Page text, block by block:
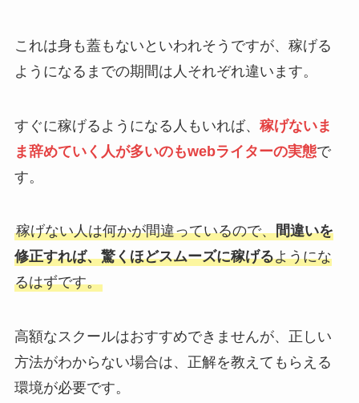
これは身も蓋もないといわれそうですが、稼げる
ようになるまでの期間は人それぞれ違います。
すぐに稼げるようになる人もいれば、 稼げないま
ま辞めていく人が多いのもwebライターの実態で
す。
稼げない人は何かが間違っているので、間違いを
修正すれば、驚くほどスムーズに稼げるようにな
るはずです。
高額なスクールはおすすめできませんが、正しい
方法がわからない場合は、正解を教えてもらえる
環境が必要です。